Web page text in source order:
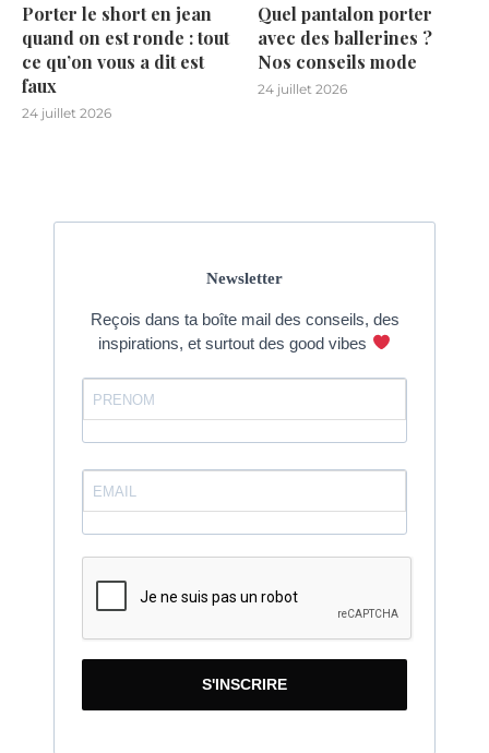
Porter le short en jean
quand on est ronde : tout
ce qu’on vous a dit est
faux
24 juillet 2026
Quel pantalon porter
avec des ballerines ?
Nos conseils mode
24 juillet 2026
Newsletter
Reçois dans ta boîte mail des conseils, des
inspirations, et surtout des good vibes
S'INSCRIRE